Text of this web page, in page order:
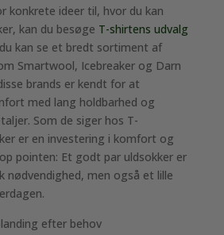
konkrete ideer til, hvor du kan
kan du besøge T-shirtens udvalg
kan se et bredt sortiment af
Smartwool, Icebreaker og Darn
brands er kendt for at
med lang holdbarhed og
Som de siger hos T-
er en investering i komfort og
pointen: Et godt par uldsokker er
nødvendighed, men også et lille
efter behov